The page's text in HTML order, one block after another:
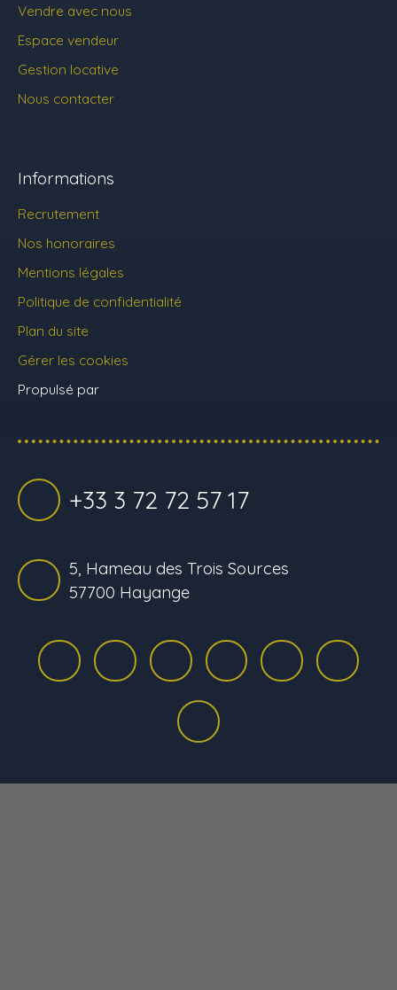
Vendre avec nous
Espace vendeur
Gestion locative
Nous contacter
Informations
Recrutement
Nos honoraires
Mentions légales
Politique de confidentialité
Plan du site
Gérer les cookies
Propulsé par
+33 3 72 72 57 17
5, Hameau des Trois Sources
57700 Hayange